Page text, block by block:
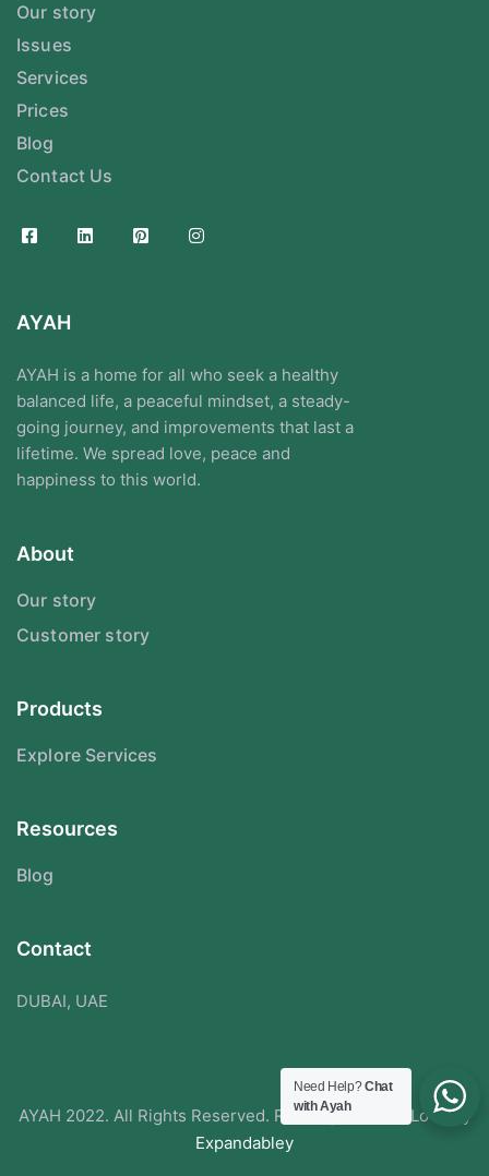
Our story
Issues
Services
Prices
Blog
Contact Us
AYAH
AYAH is a home for all who seek a healthy
balanced life, a peaceful mindset, a steady-
going journey, and improvements that last a
lifetime. We spread love, peace and
happiness to this world.
About
Our story
Customer story
Products
Explore Services
Resources
Blog
Contact
DUBAI, UAE
AYAH 2022. All Rights Reserved. Redesigned With Love By
Expandabley
Need Help?Chat
with Ayah